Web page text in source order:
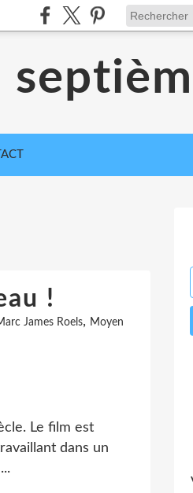
!
James Roels, Moyen
Le film est
dans un